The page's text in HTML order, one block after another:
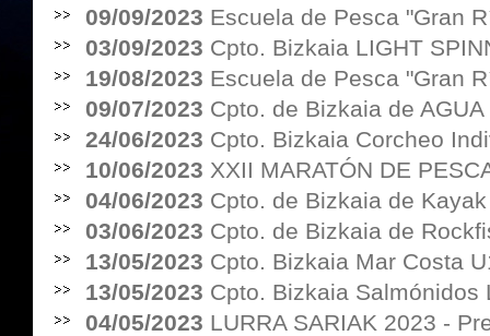
09/09/2023 Escuela de Pesca "Gran
03/09/2023 Cpto. Bizkaia LIGHT
19/08/2023 Escuela de Pesca "Gran
09/07/2023 Cpto. de Bizkaia de
24/06/2023 Cpto. Bizkaia Corcheo
10/06/2023 XXII MARATÓN DE
04/06/2023 Cpto. de Bizkaia de Kayak
03/06/2023 Cpto. de Bizkaia de
13/05/2023 Cpto. Bizkaia Mar Costa
13/05/2023 Cpto. Bizkaia Salmónidos
04/05/2023 LURRA SARIAK 2023 -